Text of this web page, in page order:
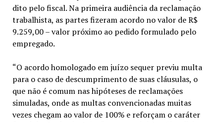
dito pelo fiscal. Na primeira audiência da reclamação
trabalhista, as partes fizeram acordo no valor de R$
9.259,00 – valor próximo ao pedido formulado pelo
empregado.
“O acordo homologado em juízo sequer previu multa
para o caso de descumprimento de suas cláusulas, o
que não é comum nas hipóteses de reclamações
simuladas, onde as multas convencionadas muitas
vezes chegam ao valor de 100% e reforçam o caráter